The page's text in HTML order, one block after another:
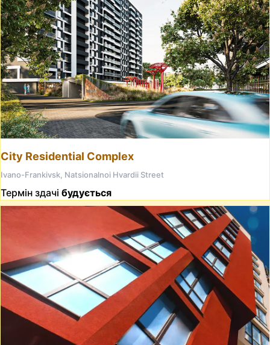
City Residential Complex
Ivano-Frankivsk, Natsionalnoi Hvardii Street
Термін здачі будується